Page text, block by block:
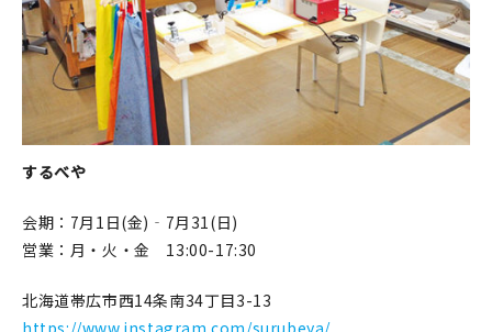
するべや
会期：7月1日(金)‐7月31(日)
営業：月・火・金 13:00-17:30
北海道帯広市西14条南34丁目3-13